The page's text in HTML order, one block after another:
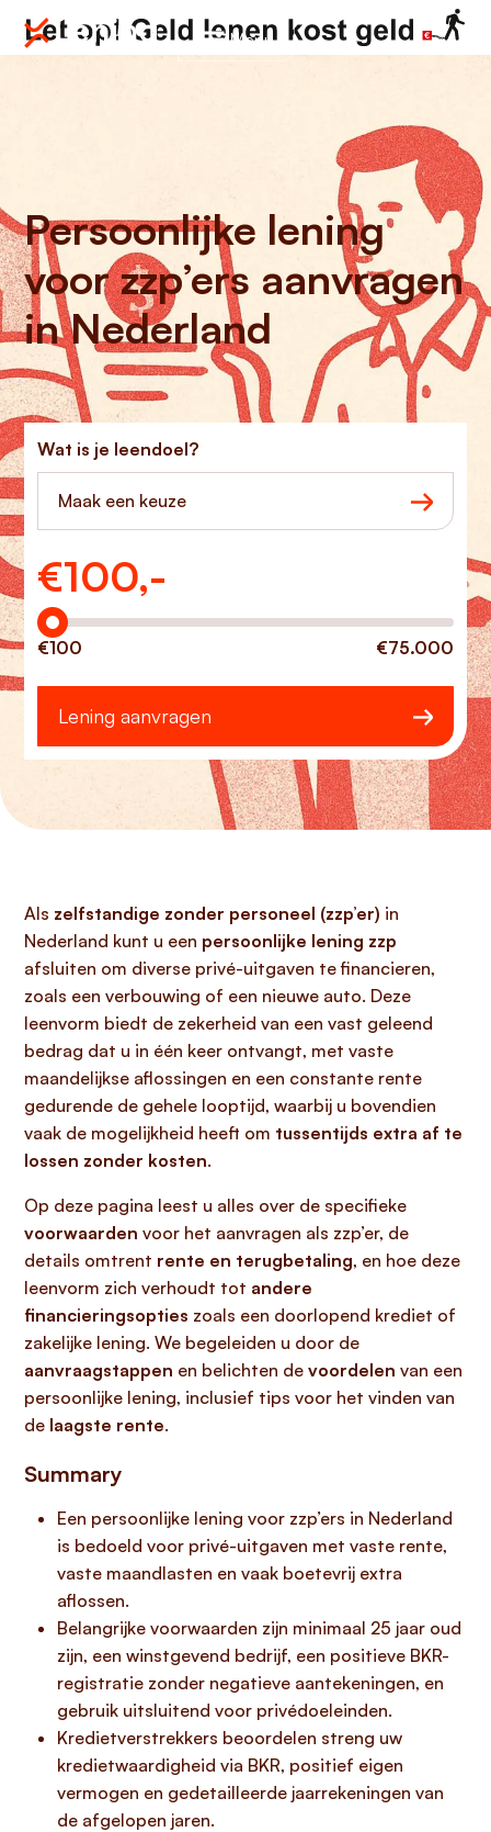
Menu
Persoonlijke lening
voor zzp’ers aanvragen
in Nederland
Wat is je leendoel?
Maak een keuze
€100,-
Hoeveel wilt u lenen?
€100 €75.000
Lening aanvragen
Als zelfstandige zonder personeel (zzp’er) in
Nederland kunt u een persoonlijke lening zzp
afsluiten om diverse privé-uitgaven te financieren,
zoals een verbouwing of een nieuwe auto. Deze
leenvorm biedt de zekerheid van een vast geleend
bedrag dat u in één keer ontvangt, met vaste
maandelijkse aflossingen en een constante rente
gedurende de gehele looptijd, waarbij u bovendien
vaak de mogelijkheid heeft om tussentijds extra af te
lossen zonder kosten.
Op deze pagina leest u alles over de specifieke
voorwaarden voor het aanvragen als zzp’er, de
details omtrent rente en terugbetaling, en hoe deze
leenvorm zich verhoudt tot andere
financieringsopties zoals een doorlopend krediet of
zakelijke lening. We begeleiden u door de
aanvraagstappen en belichten de voordelen van een
persoonlijke lening, inclusief tips voor het vinden van
de laagste rente.
Summary
Een persoonlijke lening voor zzp’ers in Nederland
is bedoeld voor privé-uitgaven met vaste rente,
vaste maandlasten en vaak boetevrij extra
aflossen.
Belangrijke voorwaarden zijn minimaal 25 jaar oud
zijn, een winstgevend bedrijf, een positieve BKR-
registratie zonder negatieve aantekeningen, en
gebruik uitsluitend voor privédoeleinden.
Kredietverstrekkers beoordelen streng uw
kredietwaardigheid via BKR, positief eigen
vermogen en gedetailleerde jaarrekeningen van
de afgelopen jaren.